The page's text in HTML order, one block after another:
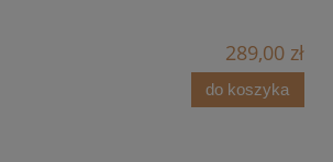
289,00 zł
do koszyka